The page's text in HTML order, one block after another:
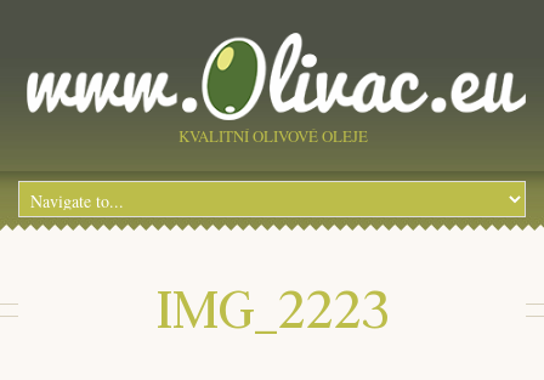
KVALITNÍ OLIVOVÉ OLEJE
IMG_2223